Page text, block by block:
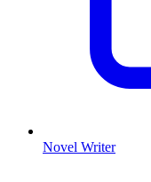
Novel Writer